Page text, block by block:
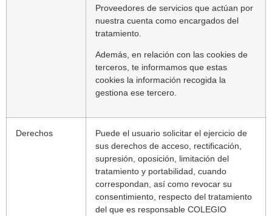
Proveedores de servicios que actúan por
nuestra cuenta como encargados del
tratamiento.
Además, en relación con las cookies de
terceros, te informamos que estas
cookies la información recogida la
gestiona ese tercero.
Derechos
Puede el usuario solicitar el ejercicio de
sus derechos de acceso, rectificación,
supresión, oposición, limitación del
tratamiento y portabilidad, cuando
correspondan, así como revocar su
consentimiento, respecto del tratamiento
del que es responsable COLEGIO